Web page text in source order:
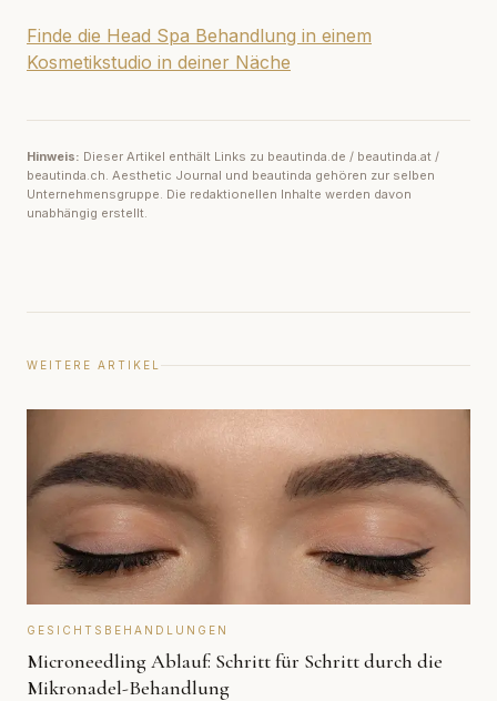
Finde die Head Spa Behandlung in einem
Kosmetikstudio in deiner Näche
Hinweis: Dieser Artikel enthält Links zu beautinda.de / beautinda.at /
beautinda.ch. Aesthetic Journal und beautinda gehören zur selben
Unternehmensgruppe. Die redaktionellen Inhalte werden davon
unabhängig erstellt.
WEITERE ARTIKEL
GESICHTSBEHANDLUNGEN
Microneedling Ablauf: Schritt für Schritt durch die
Mikronadel-Behandlung